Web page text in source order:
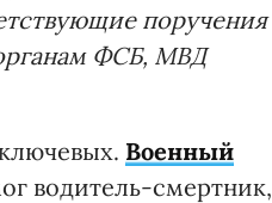
поручения
ФСБ, МВД
Военный
водитель-смертник,